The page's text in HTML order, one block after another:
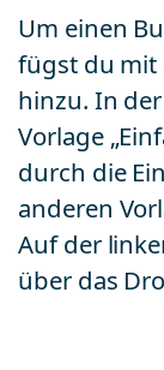
Um einen
fügst du mit
hinzu. In
Vorlage
durch die
anderen
Auf der
über das